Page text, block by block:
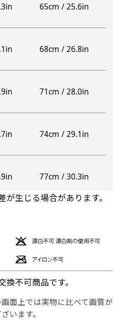
65cm / 25.6in
68cm / 26.8in
71cm / 28.0in
74cm / 29.1in
77cm / 30.3in
生じる場合があります。
不可商品です。
面上では実物に比べて画質が
います。